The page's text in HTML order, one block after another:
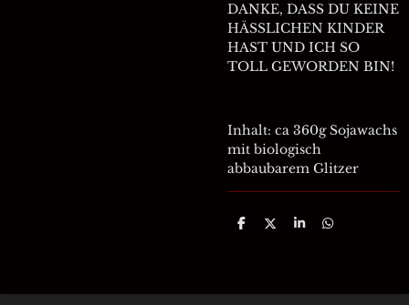
DANKE, DASS DU KEINE
HÄSSLICHEN KINDER
HAST UND ICH SO
TOLL GEWORDEN BIN!
Inhalt: ca 360g Sojawachs
mit biologisch
abbaubarem Glitzer
T
n
T
n
T
n
T
n